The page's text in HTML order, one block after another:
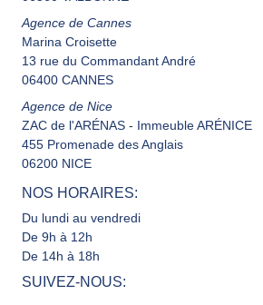
Agence de Cannes
Marina Croisette
13 rue du Commandant André
06400 CANNES
Agence de Nice
ZAC de l'ARÉNAS - Immeuble ARÉNICE
455 Promenade des Anglais
06200 NICE
NOS HORAIRES:
Du lundi au vendredi
De 9h à 12h
De 14h à 18h
SUIVEZ-NOUS: